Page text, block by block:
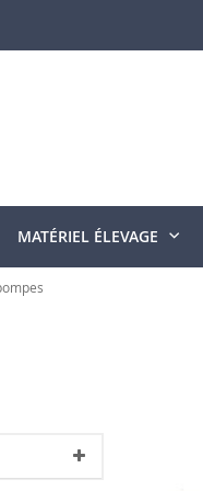
MATÉRIEL ÉLEVAGE